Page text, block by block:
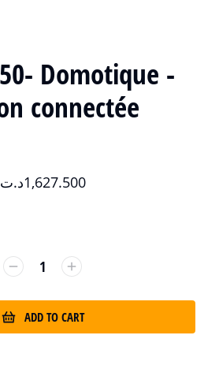
Domotique -
connectée
1,627.500د.ت
ADD TO CART